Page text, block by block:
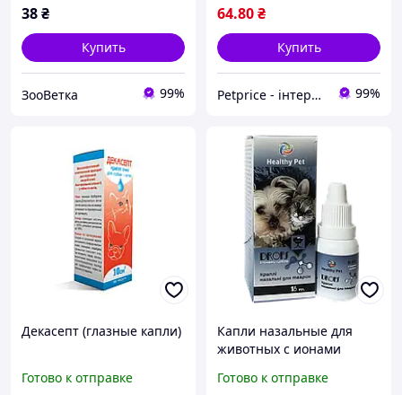
38₴
Купить
ЗооВетка 99%
64.80₴
Купить
Petprice - інтернет-магазин зоотоваров 99%
Декасепт (глазные капли)
Готово к отправке
Капли назальные для
животных с ионами
Pet),15мл
Готово к отправке